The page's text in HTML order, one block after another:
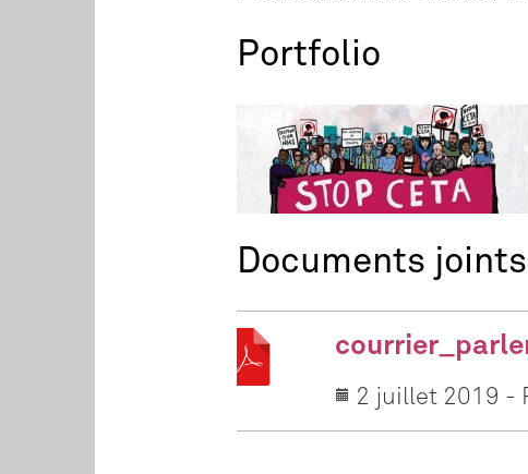
Portfolio
Documents joints
2 juillet 2019 -